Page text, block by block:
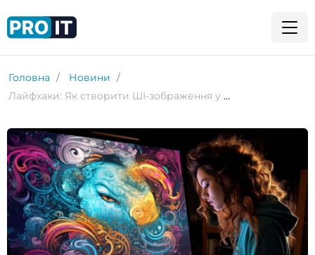
Головна
Новини
Лайфхаки: Як створити ШІ-зображення у Midjourneу